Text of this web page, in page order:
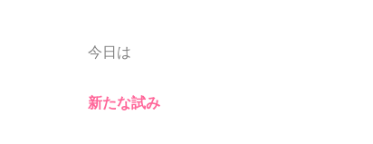
今日は
新たな試み